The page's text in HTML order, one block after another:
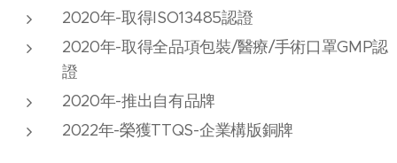
2020年-取得ISO13485認證
2020年-取得全品項包裝/醫療/手術口罩GMP認
證
2020年-推出自有品牌
2022年-榮獲TTQS-企業構版銅牌